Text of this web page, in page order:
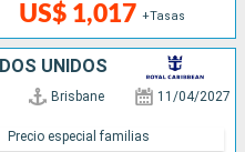
US$ 1,017 +Tasas
UNIDOS
Brisbane 11/04/2027
Precio especial familias